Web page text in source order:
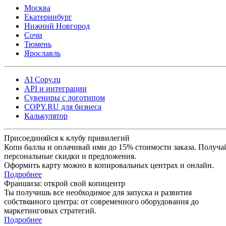
Мы также заботимся о вашем удобстве и предлагаем несколько
вариантовдоставки:
Бесплатная доставка в наши пункты выдачи
заказ в удобное для вас время.
Доставка через СДЭК
курьерскую доставку прямо на ваш адрес.
Срочная курьерская доставка в день заказа
нужно получить этикетки в тот же день, мы обеспечим
быструю доставку.
Москва
Екатеринбург
Нижний Новгород
Сочи
Тюмень
Ярославль
AI Copy.ru
API и интеграции
Сувениры с логотипом
COPY.RU для бизнеса
Калькулятор
Присоединяйся к клубу привилегий
Копи баллы и оплачивай ими до 15% стоимости заказа.
персональные скидки и предложения.
Оформить карту можно в копировальных центрах и онлайн.
Подробнее
Франшиза: открой свой копицентр
Ты получишь все необходимое для запуска и развития
собственного центра: от современного оборудования до
маркетинговых стратегий.
Подробнее